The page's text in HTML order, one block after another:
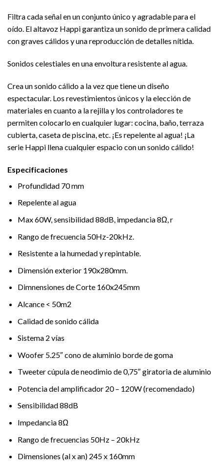
Filtra cada señal en un conjunto único y agradable para el
oído. El altavoz Happi garantiza un sonido de primera calidad
con graves cálidos y una reproducción de detalles nítida.
Sonidos celestiales en una envoltura resistente al agua.
Crea un sonido cálido a la vez que tiene un diseño
espectacular. Los revestimientos únicos y la elección de
materiales en cuanto a la rejilla y los controladores te
permiten colocarlo en cualquier lugar: cocina, baño, terraza
cubierta, caseta de piscina, etc. ¡Es repelente al agua! ¡La
serie Happi llena cualquier espacio con un sonido cálido!
Especificaciones
Profundidad 70 mm
Repelente al agua
Max 60W, sensibilidad 88dB, impedancia 8Ω, r
Rango de frecuencia 50Hz-20kHz.
Resistente a la humedad y repintable.
Dimensión exterior 190x280mm.
Dimnensiones de Corte 160x245mm
Alcance < 50m2
Calidad de sonido cálida
Sistema 2 vías
Woofer 5.25″ cono de aluminio borde de goma
Tweeter cúpula de neodimio de 0,75″ giratoria de aluminio
Potencia del amplificador 20 – 120W (recomendado)
Sensibilidad 88dB
Impedancia 8Ω
Rango de frecuencias 50Hz – 20kHz
Dimensiones (al x an) 245 x 160mm